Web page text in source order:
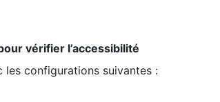
vérifier l’accessibilité
configurations suivantes :